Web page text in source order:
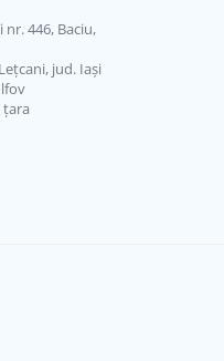
nr. 446, Baciu,
jud. Iași